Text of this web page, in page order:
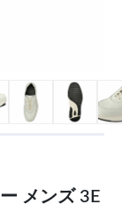
メンズ 3E